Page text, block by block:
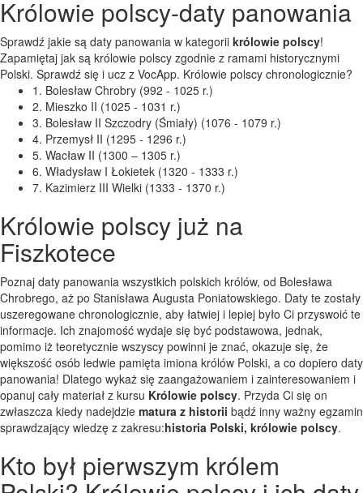
Królowie polscy-daty panowania
Sprawdź jakie są daty panowania w kategorii królowie polscy!
Zapamiętaj jak są królowie polscy zgodnie z ramami historycznymi
Polski. Sprawdź się i ucz z VocApp. Królowie polscy chronologicznie?
1. Bolesław Chrobry (992 - 1025 r.)
2. Mieszko II (1025 - 1031 r.)
3. Bolesław II Szczodry (Śmiały) (1076 - 1079 r.)
4. Przemysł II (1295 - 1296 r.)
5. Wacław II (1300 – 1305 r.)
6. Władysław I Łokietek (1320 - 1333 r.)
7. Kazimierz III Wielki (1333 - 1370 r.)
Królowie polscy już na
Fiszkotece
Poznaj daty panowania wszystkich polskich królów, od Bolesława
Chrobrego, aż po Stanisława Augusta Poniatowskiego. Daty te zostały
uszeregowane chronologicznie, aby łatwiej i lepiej było Ci przyswoić te
informacje. Ich znajomość wydaje się być podstawowa, jednak,
pomimo iż teoretycznie wszyscy powinni je znać, okazuje się, że
większość osób ledwie pamięta imiona królów Polski, a co dopiero daty
panowania! Dlatego wykaż się zaangażowaniem i zainteresowaniem i
opanuj cały materiał z kursu Królowie polscy. Przyda Ci się on
zwłaszcza kiedy nadejdzie matura z historii bądź inny ważny egzamin
sprawdzający wiedzę z zakresu:historia Polski, królowie polscy.
Kto był pierwszym królem